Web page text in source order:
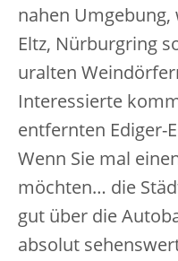
nahen
Eltz, Nürburgring
uralten
Interessierte
entfernten Ediger-
Wenn Sie mal
möchten… die
gut über die
absolut